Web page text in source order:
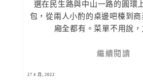
選在民生路與中山一路的圓環
包，從兩人小酌的桌邊吧檯到
廂全都有。菜單不用說
繼續閱讀
27 4 月, 2022